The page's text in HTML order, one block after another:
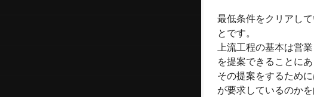
最低条件をクリアし
とです。
上流工程の基本は営
を提案できることにあ
その提案をするため
が要求しているのか